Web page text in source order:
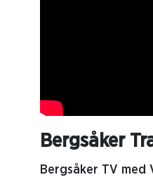
Bergsåker
Bergsåker TV